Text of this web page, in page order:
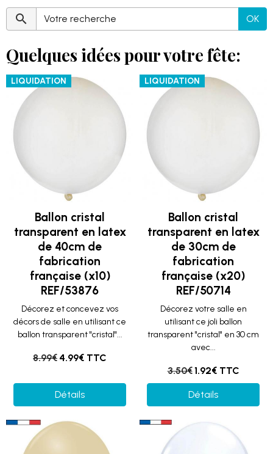
OK
Quelques idées pour votre fête:
LIQUIDATION
Ballon cristal
transparent en latex
de 40cm de
fabrication
française (x10)
REF/53876
Décorez et concevez vos
décors de salle en utilisant ce
ballon transparent "cristal"...
8.99€ 4.99€ TTC
Détails
LIQUIDATION
Ballon cristal
transparent en latex
de 30cm de
fabrication
française (x20)
REF/50714
Décorez votre salle en
utilisant ce joli ballon
transparent "cristal" en 30 cm
avec...
3.50€1.92€ TTC
Détails